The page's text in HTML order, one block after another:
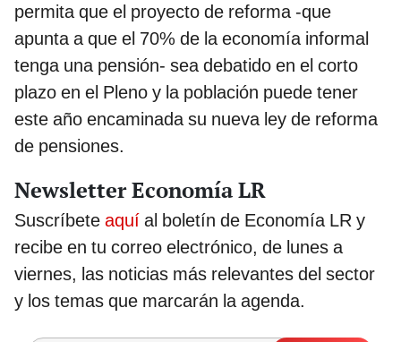
permita que el proyecto de reforma -que
apunta a que el 70% de la economía informal
tenga una pensión- sea debatido en el corto
plazo en el Pleno y la población puede tener
este año encaminada su nueva ley de reforma
de pensiones.
Newsletter Economía LR
Suscríbete aquí al boletín de Economía LR y
recibe en tu correo electrónico, de lunes a
viernes, las noticias más relevantes del sector
y los temas que marcarán la agenda.